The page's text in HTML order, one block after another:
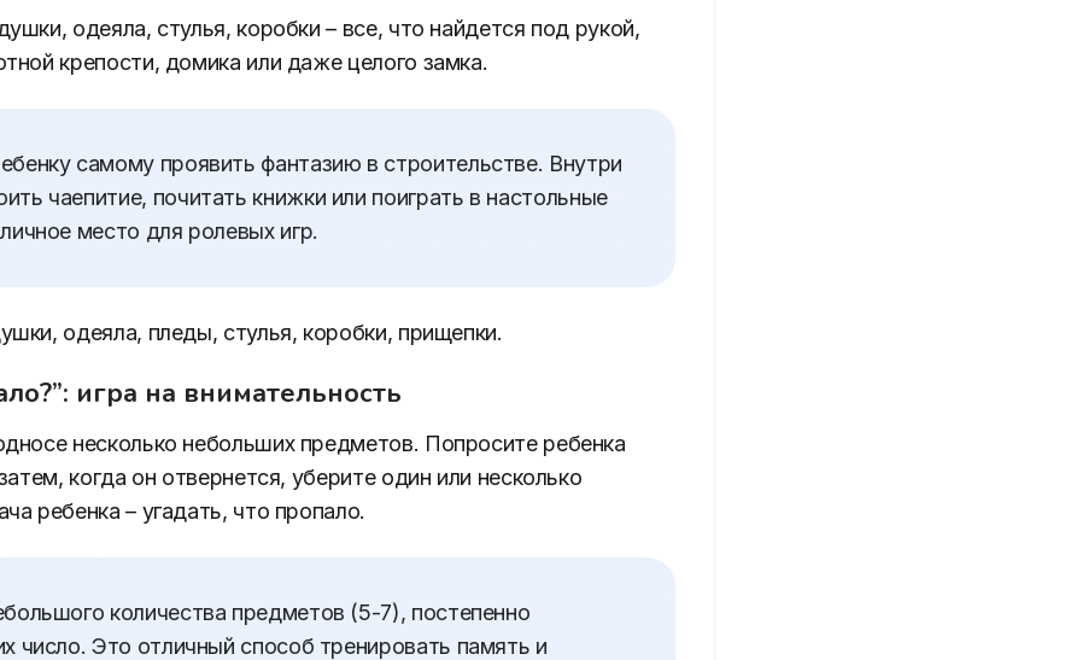
одеяла, стулья, коробки – все, что найдется под рукой,
крепости, домика или даже целого замка.
самому проявить фантазию в строительстве. Внутри
чаепитие, почитать книжки или поиграть в настольные
место для ролевых игр.
одеяла, пледы, стулья, коробки, прищепки.
игра на внимательность
несколько небольших предметов. Попросите ребенка
когда он отвернется, уберите один или несколько
ребенка – угадать, что пропало.
количества предметов (5-7), постепенно
число. Это отличный способ тренировать память и